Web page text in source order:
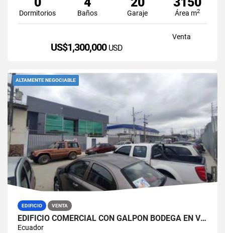
Dormitorios Baños Garaje Área m2
Venta
US$1,300,000 USD
ALTAMENTE NEGOCIABLE
EDIFICIO VENTA
EDIFICIO COMERCIAL CON GALPÓN BODEGA EN VENTA ZONA MÉDICA DURÁN NORTE
Ecuador